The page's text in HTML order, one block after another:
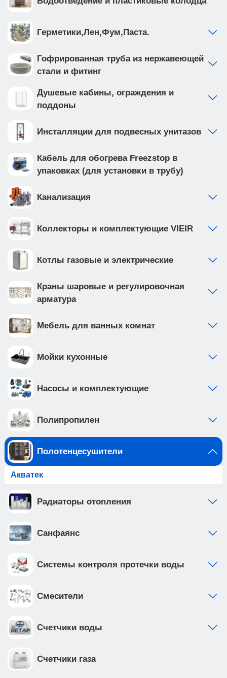
Герметики,Лен,Фум,Паста.
Гофрированная труба из нержавеющей
стали и фитинг
Душевые кабины, ограждения и
поддоны
Инсталляции для подвесных унитазов
Кабель для обогрева Freezstop в
упаковках (для установки в трубу)
Канализация
Коллекторы и комплектующие VIEIR
Котлы газовые и электрические
Краны шаровые и регулировочная
арматура
Мебель для ванных комнат
Мойки кухонные
Насосы и комплектующие
Полипропилен
Полотенцесушители
Акватек
Радиаторы отопления
Санфаянс
Системы контроля протечки воды
Смесители
Счетчики воды
Счетчики газа